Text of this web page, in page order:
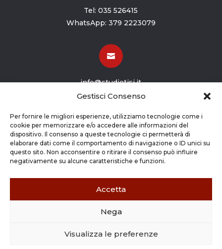
Gestisci Consenso
Per fornire le migliori esperienze, utilizziamo tecnologie come i
cookie per memorizzare e/o accedere alle informazioni del
dispositivo. Il consenso a queste tecnologie ci permetterà di
elaborare dati come il comportamento di navigazione o ID unici su
questo sito. Non acconsentire o ritirare il consenso può influire
negativamente su alcune caratteristiche e funzioni.
Accetta
Nega
Visualizza le preferenze
Tel:035 526415
WhatsApp: 379 2223079

info@studiotisi.it

Viale Europa 8
Grassobbio BG (24050)
Copyright © 2026 STUDIO TISI SRL –
03263800165 |Credits| Cookie Policy